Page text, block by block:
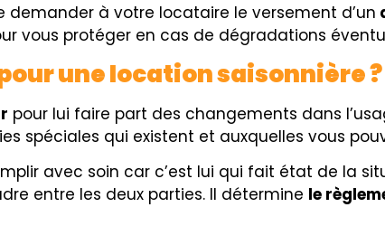
demander à votre locataire le versement d’un
vous protéger en cas de dégradations
une location saisonnière ?
pour lui faire part des changements dans
spéciales qui existent et auxquelles vous
avec soin car c’est lui qui fait état de la
entre les deux parties. Il détermine le